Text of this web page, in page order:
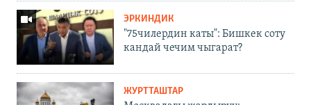
ЭРКИНДИК
"75чилердин каты": Бишкек соту
кандай чечим чыгарат?
ЖУРТТАШТАР